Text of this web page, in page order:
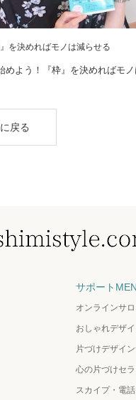
』を決めればモノは減らせる
めよう！『枠』を決めればモ
戻る
サポート
オンラインサ
おしゃれデザ
片づけデザイ
心の片づけセ
スカイプ・電